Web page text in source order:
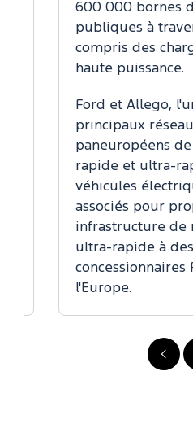
600 000 bornes de
publiques à travers
compris des
haute puissance.
Ford et Allego, l'un
principaux réseaux
paneuropéens de
rapide et ultra-
véhicules
associés pour
infrastructure de
ultra-rapide à des
concessionnaires
l'Europe.